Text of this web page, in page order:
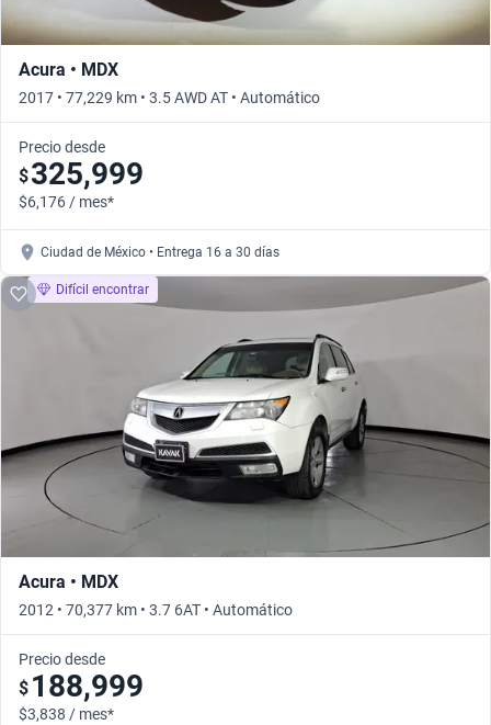
Acura • MDX
2017 • 77,229 km • 3.5 AWD AT • Automático
Precio desde
$325,999
$6,176 / mes*
Ciudad de México • Entrega 16 a 30 días
Difícil encontrar
Acura • MDX
2012 • 70,377 km • 3.7 6AT • Automático
Precio desde
$ 188,999
$3,838 / mes*